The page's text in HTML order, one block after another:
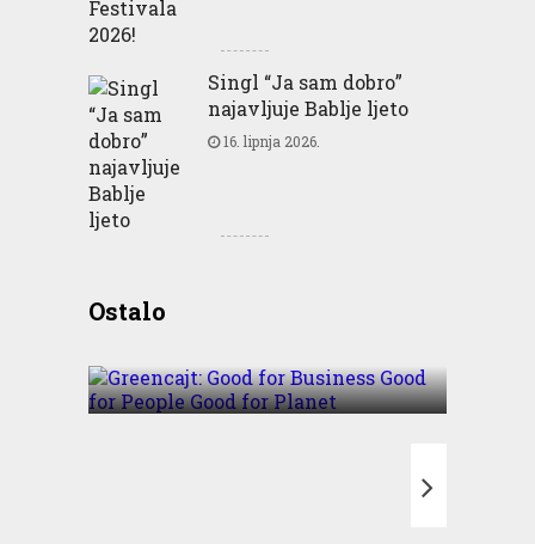
Singl “Ja sam dobro”
najavljuje Bablje ljeto
16. lipnja 2026.
OstaloBusiness Good for People